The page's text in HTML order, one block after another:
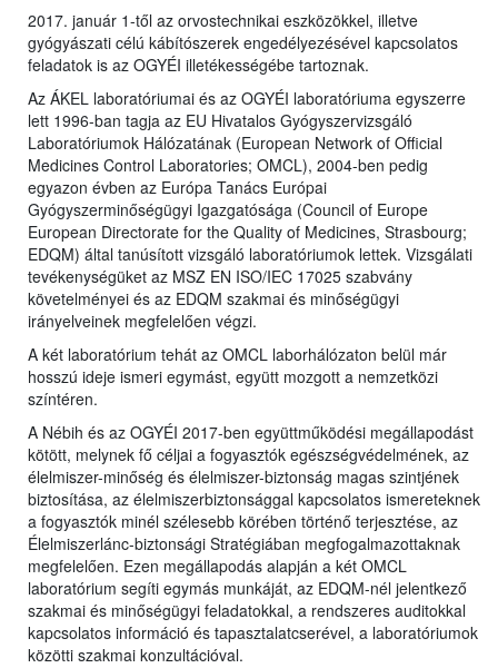
2017. január 1-től az orvostechnikai eszközökkel, illetve
gyógyászati célú kábítószerek engedélyezésével kapcsolatos
feladatok is az OGYÉI illetékességébe tartoznak.
Az ÁKEL laboratóriumai és az OGYÉI laboratóriuma egyszerre
lett 1996-ban tagja az EU Hivatalos Gyógyszervizsgáló
Laboratóriumok Hálózatának (European Network of Official
Medicines Control Laboratories; OMCL), 2004-ben pedig
egyazon évben az Európa Tanács Európai
Gyógyszerminőségügyi Igazgatósága (Council of Europe
European Directorate for the Quality of Medicines, Strasbourg;
EDQM) által tanúsított vizsgáló laboratóriumok lettek. Vizsgálati
tevékenységüket az MSZ EN ISO/IEC 17025 szabvány
követelményei és az EDQM szakmai és minőségügyi
irányelveinek megfelelően végzi.
A két laboratórium tehát az OMCL laborhálózaton belül már
hosszú ideje ismeri egymást, együtt mozgott a nemzetközi
színtéren.
A Nébih és az OGYÉI 2017-ben együttműködési megállapodást
kötött, melynek fő céljai a fogyasztók egészségvédelmének, az
élelmiszer-minőség és élelmiszer-biztonság magas szintjének
biztosítása, az élelmiszerbiztonsággal kapcsolatos ismereteknek
a fogyasztók minél szélesebb körében történő terjesztése, az
Élelmiszerlánc-biztonsági Stratégiában megfogalmazottaknak
megfelelően. Ezen megállapodás alapján a két OMCL
laboratórium segíti egymás munkáját, az EDQM-nél jelentkező
szakmai és minőségügyi feladatokkal, a rendszeres auditokkal
kapcsolatos információ és tapasztalatcserével, a laboratóriumok
közötti szakmai konzultációval.